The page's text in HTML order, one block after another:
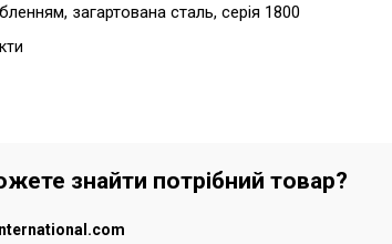
загартована сталь, серія 1800
знайти потрібний товар?